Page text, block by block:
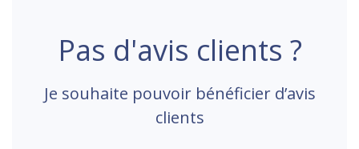
Pas d'avis clients ?
Je souhaite pouvoir bénéficier d’avis
clients